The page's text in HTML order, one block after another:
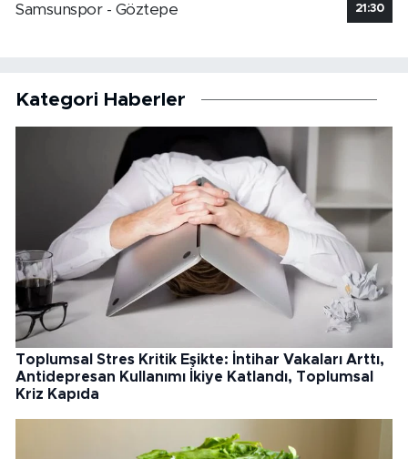
Samsunspor - Göztepe
21:30
Kategori Haberler
Toplumsal Stres Kritik Eşikte: İntihar Vakaları Arttı,
Antidepresan Kullanımı İkiye Katlandı, Toplumsal
Kriz Kapıda